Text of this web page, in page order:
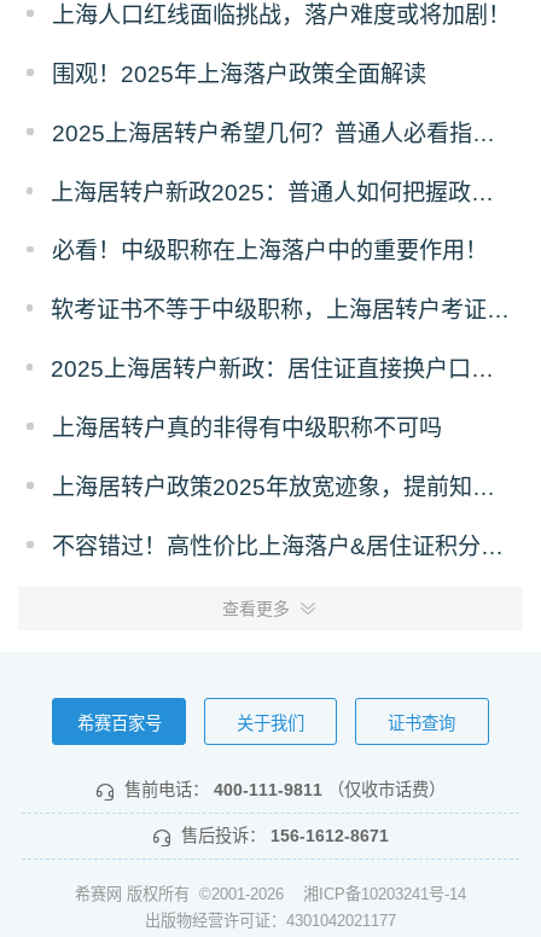
上海人口红线面临挑战，落户难度或将加剧！
围观！2025年上海落户政策全面解读
2025上海居转户希望几何？普通人必看指南！
上海居转户新政2025：普通人如何把握政策，实现落户梦想？
必看！中级职称在上海落户中的重要作用！
软考证书不等于中级职称，上海居转户考证还值得吗？
2025上海居转户新政：居住证直接换户口？社保要求大降！
上海居转户真的非得有中级职称不可吗
上海居转户政策2025年放宽迹象，提前知晓！
不容错过！高性价比上海落户&居住证积分策略
查看更多
希赛百家号 关于我们 证书查询
售前电话： 400-111-9811 （仅收市话费）
售后投诉： 156-1612-8671
希赛网 版权所有 ©2001-2026 湘ICP备10203241号-14
出版物经营许可证：4301042021177